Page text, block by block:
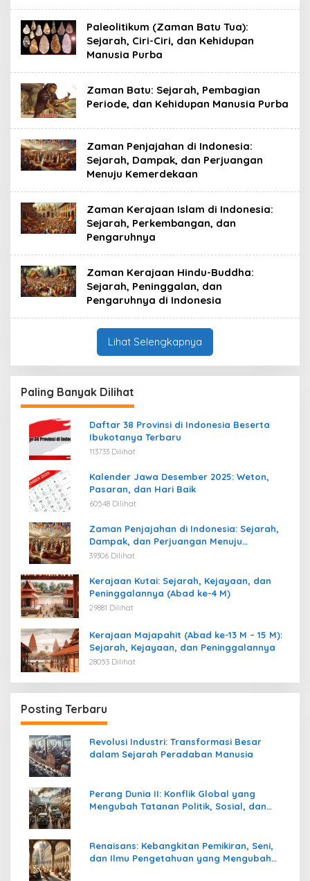
Paleolitikum (Zaman Batu Tua):
Sejarah, Ciri-Ciri, dan Kehidupan
Manusia Purba
Zaman Batu: Sejarah, Pembagian
Periode, dan Kehidupan Manusia Purba
Zaman Penjajahan di Indonesia:
Sejarah, Dampak, dan Perjuangan
Menuju Kemerdekaan
Zaman Kerajaan Islam di Indonesia:
Sejarah, Perkembangan, dan
Pengaruhnya
Zaman Kerajaan Hindu-Buddha:
Sejarah, Peninggalan, dan
Pengaruhnya di Indonesia
Lihat Selengkapnya
Paling Banyak Dilihat
Daftar 38 Provinsi di Indonesia Beserta
Ibukotanya Terbaru
113733 Dilihat
Kalender Jawa Desember 2025: Weton,
Pasaran, dan Hari Baik
60548 Dilihat
Zaman Penjajahan di Indonesia: Sejarah,
Dampak, dan Perjuangan Menuju
Kemerdekaan
39306 Dilihat
Kerajaan Kutai: Sejarah, Kejayaan, dan
Peninggalannya (Abad ke-4 M)
29881 Dilihat
Kerajaan Majapahit (Abad ke-13 M – 15 M):
Sejarah, Kejayaan, dan Peninggalannya
28053 Dilihat
Posting Terbaru
Revolusi Industri: Transformasi Besar
dalam Sejarah Peradaban Manusia
Perang Dunia II: Konflik Global yang
Mengubah Tatanan Politik, Sosial, dan
Renaisans: Kebangkitan Pemikiran, Seni,
dan Ilmu Pengetahuan yang Mengubah